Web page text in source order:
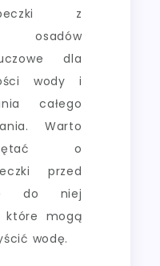
z
osadów
dla
wody i
całego
Warto
o
przed
do niej
które mogą
wodę.